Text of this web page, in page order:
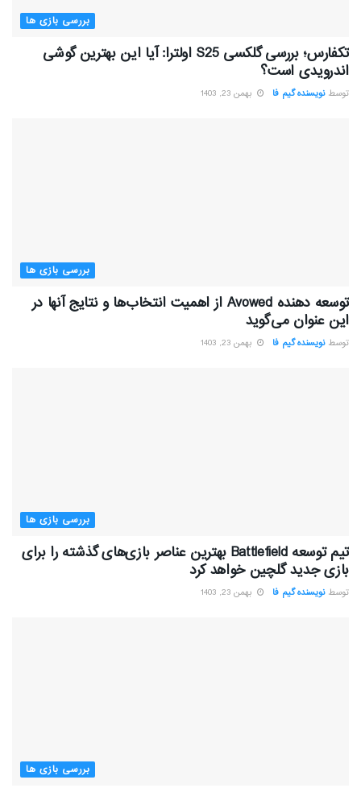
بررسی بازی ها
تکفارس؛ بررسی گلکسی S25 اولترا: آیا این بهترین گوشی
اندرویدی است؟
توسط نویسنده گیم فا بهمن 23, 1403
بررسی بازی ها
توسعه دهنده Avowed از اهمیت انتخاب‌ها و نتایج آنها در
این عنوان می‌گوید
توسط نویسنده گیم فا بهمن 23, 1403
بررسی بازی ها
تیم توسعه Battlefield بهترین عناصر بازی‌های گذشته را برای
بازی جدید گلچین خواهد کرد
توسط نویسنده گیم فا بهمن 23, 1403
بررسی بازی ها